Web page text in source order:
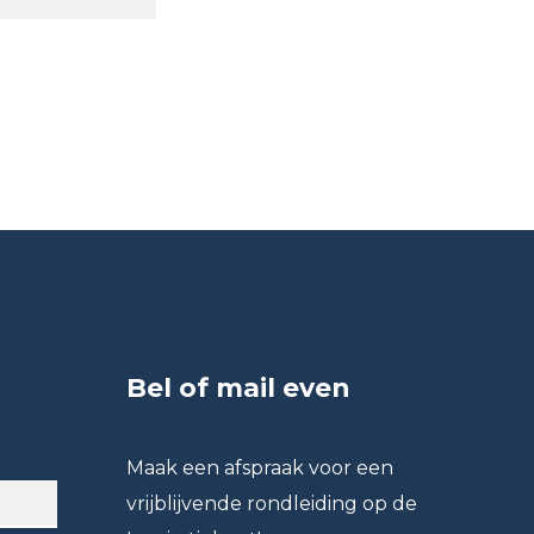
Bel of mail even
Maak een afspraak voor een
vrijblijvende rondleiding op de